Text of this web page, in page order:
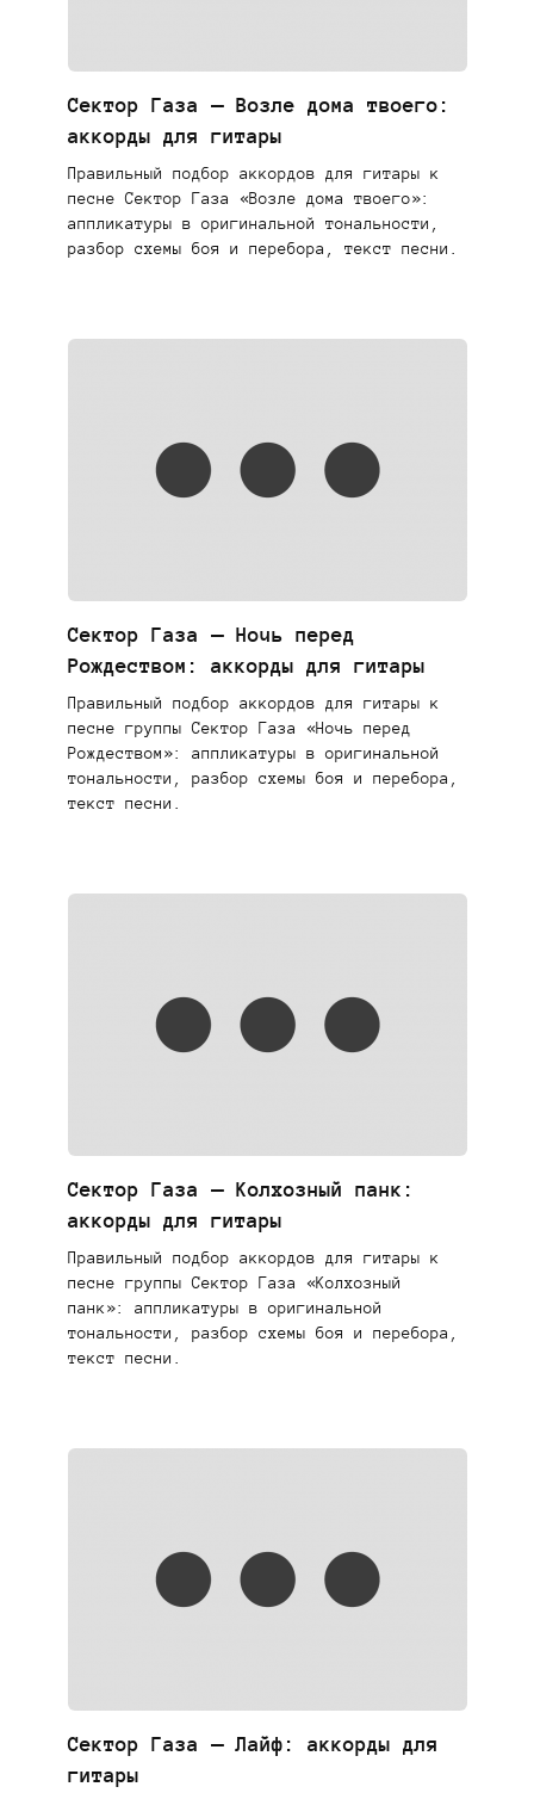
Сектор Газа — Возле дома твоего:
аккорды для гитары
Правильный подбор аккордов для гитары к
песне Сектор Газа «Возле дома твоего»:
аппликатуры в оригинальной тональности,
разбор схемы боя и перебора, текст песни.
Сектор Газа — Ночь перед
Рождеством: аккорды для гитары
Правильный подбор аккордов для гитары к
песне группы Сектор Газа «Ночь перед
Рождеством»: аппликатуры в оригинальной
тональности, разбор схемы боя и перебора,
текст песни.
Сектор Газа — Колхозный панк:
аккорды для гитары
Правильный подбор аккордов для гитары к
песне группы Сектор Газа «Колхозный
панк»: аппликатуры в оригинальной
тональности, разбор схемы боя и перебора,
текст песни.
Сектор Газа — Лайф: аккорды для
гитары